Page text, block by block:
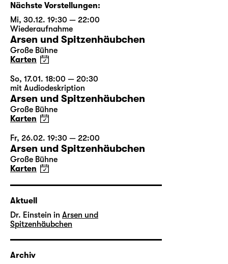
Nächste Vorstellungen:
Mi, 30.12. 19:30 — 22:00
Wiederaufnahme
Arsen und Spitzenhäubchen
Große Bühne
Karten
So, 17.01. 18:00 — 20:30
mit Audiodeskription
Arsen und Spitzenhäubchen
Große Bühne
Karten
Fr, 26.02. 19:30 — 22:00
Arsen und Spitzenhäubchen
Große Bühne
Karten
Aktuell
Dr. Einstein in Arsen und
Spitzenhäubchen
Archiv